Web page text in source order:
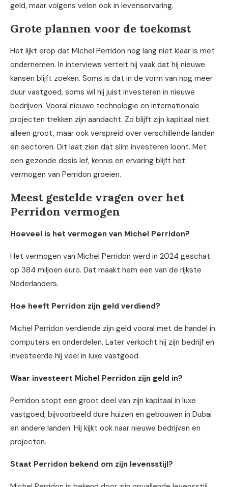
geld, maar volgens velen ook in levenservaring.
Grote plannen voor de toekomst
Het lijkt erop dat Michel Perridon nog lang niet klaar is met
ondernemen. In interviews vertelt hij vaak dat hij nieuwe
kansen blijft zoeken. Soms is dat in de vorm van nog meer
duur vastgoed, soms wil hij juist investeren in nieuwe
bedrijven. Vooral nieuwe technologie en internationale
projecten trekken zijn aandacht. Zo blijft zijn kapitaal niet
alleen groot, maar ook verspreid over verschillende landen
en sectoren. Dit laat zien dat slim investeren loont. Met
een gezonde dosis lef, kennis en ervaring blijft het
vermogen van Perridon groeien.
Meest gestelde vragen over het
Perridon vermogen
Hoeveel is het vermogen van Michel Perridon?
Het vermogen van Michel Perridon werd in 2024 geschat
op 384 miljoen euro. Dat maakt hem een van de rijkste
Nederlanders.
Hoe heeft Perridon zijn geld verdiend?
Michel Perridon verdiende zijn geld vooral met de handel in
computers en onderdelen. Later verkocht hij zijn bedrijf en
investeerde hij veel in luxe vastgoed.
Waar investeert Michel Perridon zijn geld in?
Perridon stopt een groot deel van zijn kapitaal in luxe
vastgoed, bijvoorbeeld dure huizen en gebouwen in Dubai
en andere landen. Hij kijkt ook naar nieuwe bedrijven en
projecten.
Staat Perridon bekend om zijn levensstijl?